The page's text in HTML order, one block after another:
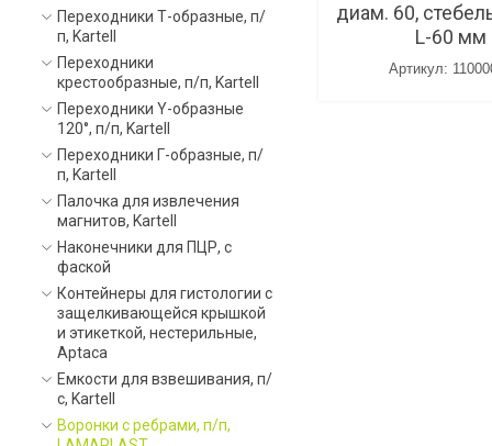
Переходники Т-образные, п/
п, Kartell
Переходники
крестообразные, п/п, Kartell
Переходники Y-образные
120°, п/п, Kartell
Переходники Г-образные, п/
п, Kartell
Палочка для извлечения
магнитов, Kartell
Наконечники для ПЦР, с
фаской
Контейнеры для гистологии с
защелкивающейся крышкой
и этикеткой, нестерильные,
Aptaca
Емкости для взвешивания, п/
с, Kartell
Воронки с ребрами, п/п,
диам. 60,
L-60 мм
Артикул: